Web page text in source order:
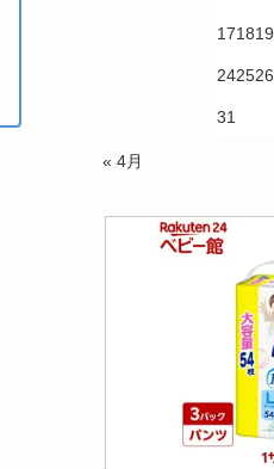
171819
242526
31
« 4月